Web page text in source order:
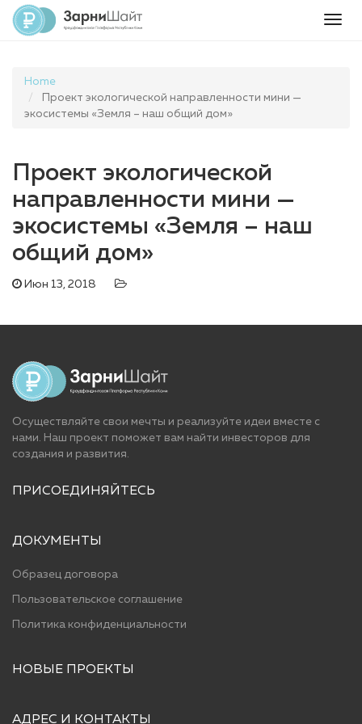
Home
Проект экологической направленности мини —
экосистемы «Земля – наш общий дом»
Проект экологической
направленности мини —
экосистемы «Земля – наш
общий дом»
Июн 13, 2018
Осуществляйте свои мечты и реализуйте идеи вместе с
нами. Наш проект поможет вам найти инвесторов для
cоздания и развития.
ПРИСОЕДИНЯЙТЕСЬ
ДОКУМЕНТЫ
Образец договора
Пользовательское соглашение
Политика конфиденциальности
НОВЫЕ ПРОЕКТЫ
АДРЕС И КОНТАКТЫ